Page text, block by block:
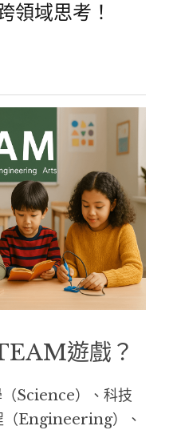
領域思考！
遊戲？
Science）、科技
（Engineering）、